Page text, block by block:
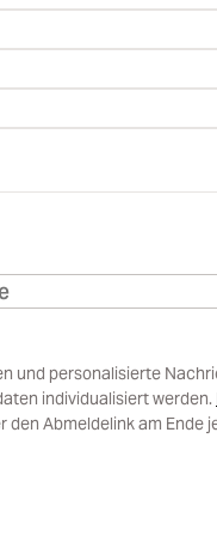
und personalisierte
individualisiert werden.
Abmeldelink am Ende